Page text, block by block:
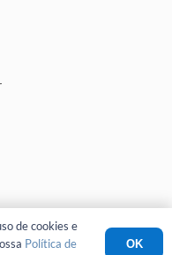
de cookies e
Política de
OK